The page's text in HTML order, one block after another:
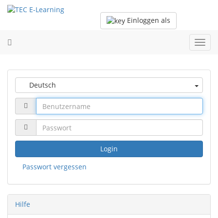
Einloggen als
Deutsch
Login
Passwort vergessen
Hilfe